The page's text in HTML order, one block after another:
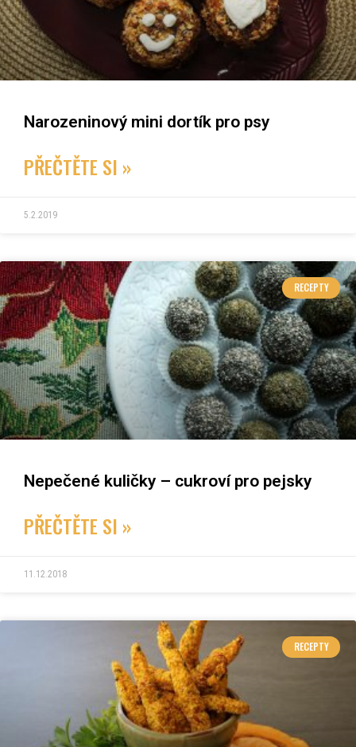
Narozeninový mini dortík pro psy
PŘEČTĚTE SI »
5.2.2019
RECEPTY
Nepečené kuličky – cukroví pro pejsky
PŘEČTĚTE SI »
11.12.2018
RECEPTY